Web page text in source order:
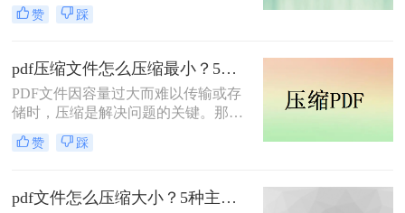
PDF文件中包含的图片、图表、字体
大，给存储和传输带来了不便。那么
怎么压缩pdf大小呢？为了解决这个问
题，本文将介绍三种压缩PDF大小的
方法。
赞 踩
pdf压缩文件怎么压缩最小？5个常用方法全解析！
PDF文件因容量过大而难以传输或存
储时，压缩是解决问题的关键。那么
pdf压缩文件怎么压缩最小呢？本文将
介绍几种高效压缩PDF的方法，帮助
赞 踩
pdf文件怎么压缩大小？5种主流压缩方法分享！